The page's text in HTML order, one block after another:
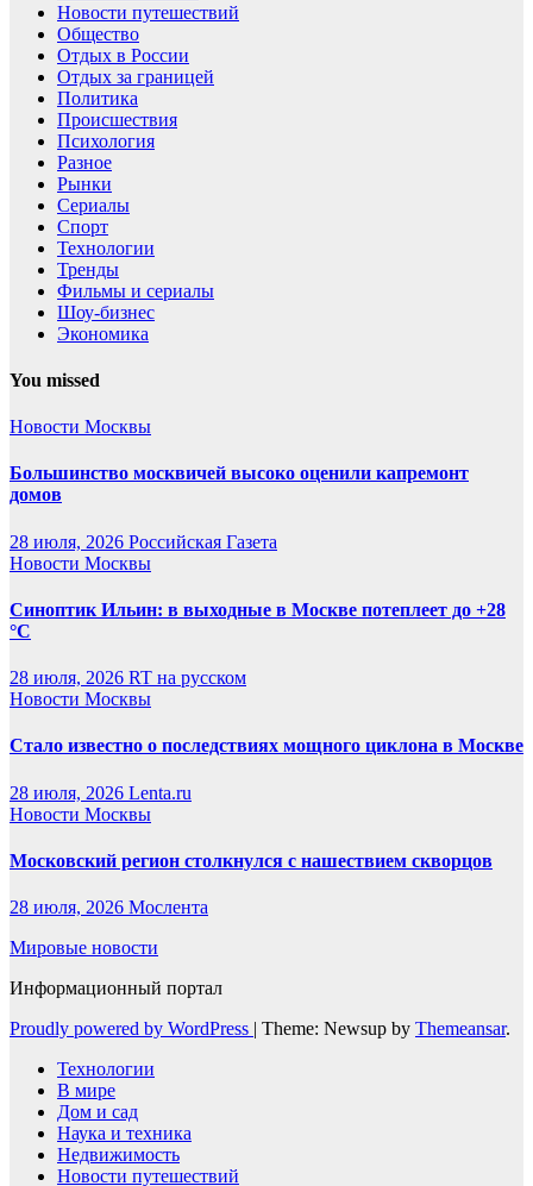
Новости путешествий
Общество
Отдых в России
Отдых за границей
Политика
Происшествия
Психология
Разное
Рынки
Сериалы
Спорт
Технологии
Тренды
Фильмы и сериалы
Шоу-бизнес
Экономика
You missed
Новости Москвы
Большинство москвичей высоко оценили капремонт
домов
28 июля, 2026 Российская Газета
Новости Москвы
Синоптик Ильин: в выходные в Москве потеплеет до +28
°C
28 июля, 2026 RT на русском
Новости Москвы
Стало известно о последствиях мощного циклона в Москве
28 июля, 2026 Lenta.ru
Новости Москвы
Московский регион столкнулся с нашествием скворцов
28 июля, 2026 Мослента
Мировые новости
Информационный портал
Proudly powered by WordPress | Theme: Newsup by Themeansar.
Технологии
В мире
Дом и сад
Наука и техника
Недвижимость
Новости путешествий